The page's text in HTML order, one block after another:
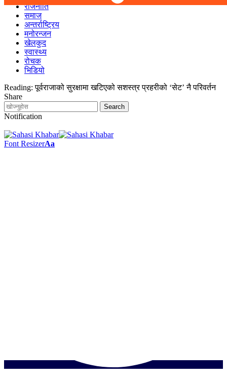
राजनीति
समाज
अन्तर्राष्ट्रिय
मनोरन्जन
खेलकुद
स्वास्थ्य
रोचक
भिडियो
Reading: पूर्वराजाको सुरक्षामा खटिएको सशस्त्र प्रहरीको ‘सेट’ नै परिवर्तन
Share
Notification
Font ResizerAa